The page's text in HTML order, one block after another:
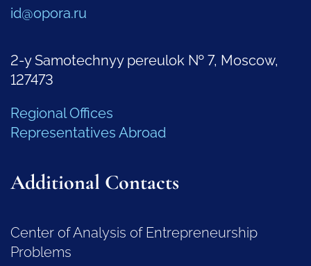
id@opora.ru
2-y Samotechnyy pereulok № 7, Moscow,
127473
Regional Offices
Representatives Abroad
Additional Contacts
Center of Analysis of Entrepreneurship
Problems